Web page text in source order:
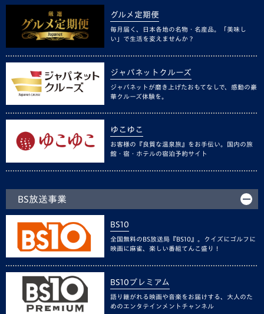
グルメ定期便
毎月届く、日本各地の名物・名産品。「美味し
い」で生活を変えませんか？
ジャパネットクルーズ
ジャパネットが磨き上げたおもてなしで、感動の豪
華クルーズ体験を。
ゆこゆこ
お客様の『良質な温泉旅』をお手伝い。国内の旅
館・宿・ホテルの宿泊予約サイト
BS放送事業
BS10
全国無料のBS放送局『BS10』。クイズにゴルフに
映画に麻雀、楽しい番組てんこ盛り！
BS10プレミアム
語り継がれる映画や音楽をお届けする、大人のた
めのエンタテインメントチャンネル